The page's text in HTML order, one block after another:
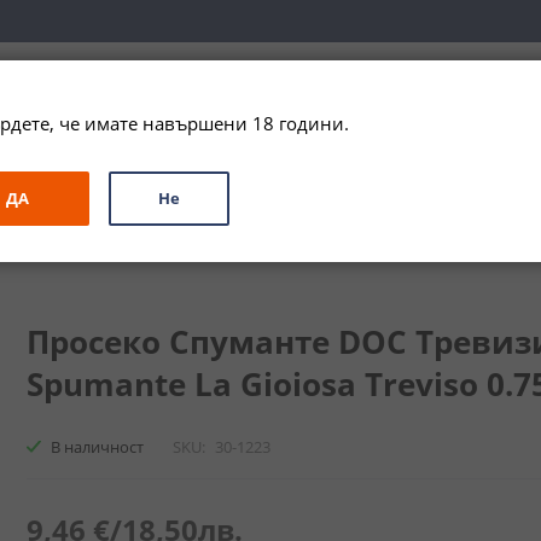
ЗА ПОДАРЪК ПРОМО СПЕЦИАЛНИ ПРЕДЛОЖЕНИЯ
Просеко Спуманте DOC
Spumante La Gioiosa Treviso
В наличност SKU 30-1223
9,46 €/18,50лв.
че имате навършени 18 години.
ДА Не